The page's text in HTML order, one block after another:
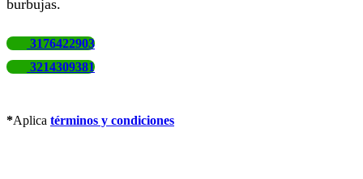
burbujas.
3176422903
3214309381
*Aplica términos y condiciones